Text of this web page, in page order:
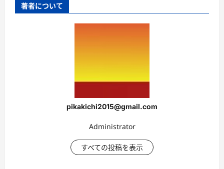
著者について
pikakichi2015@gmail.com
Administrator
すべての投稿を表示